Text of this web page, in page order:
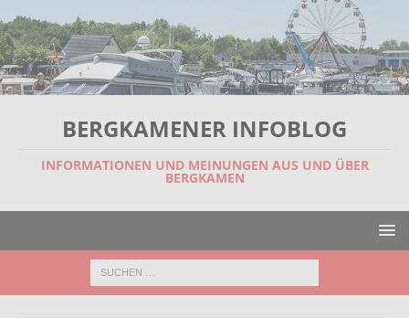
BERGKAMENER INFOBLOG
INFORMATIONEN UND MEINUNGEN AUS UND ÜBER
BERGKAMEN